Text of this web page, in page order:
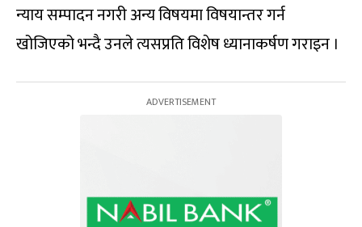
न्याय सम्पादन नगरी अन्य विषयमा विषयान्तर गर्न
खोजिएको भन्दै उनले त्यसप्रति विशेष ध्यानाकर्षण गराइन ।